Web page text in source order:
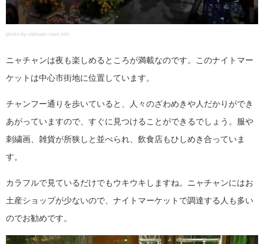
photo by vietnam-navi.info
ニャチャンは夜も楽しめるところが満載なのです。このナイトマー
ケットは中心市街地に位置しています。
チャンフー通りを歩いていると、人々のざわめきや人だかりができ
あがっていますので、すぐに見つけることができるでしょう。服や
刺繍画、雑貨が所狭しと並べられ、飲食店もひしめき合っていま
す。
カラフルで見ているだけでもウキウキしますね。ニャチャンにはお
土産ショップが少ないので、ナイトマーケットで調達する人も多い
のでお勧めです。